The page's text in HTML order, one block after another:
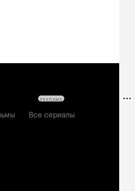
Все сериалы
РЕКЛАМА